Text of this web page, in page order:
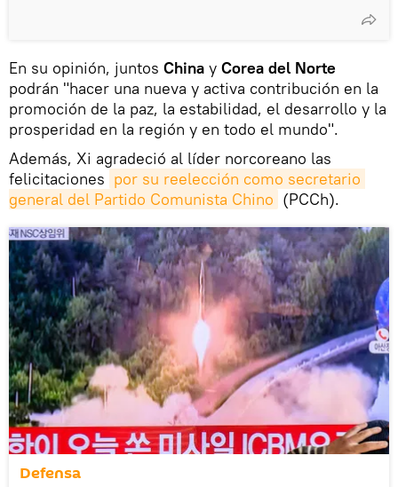
En su opinión, juntos China y Corea del Norte
podrán "hacer una nueva y activa contribución en la
promoción de la paz, la estabilidad, el desarrollo y la
prosperidad en la región y en todo el mundo".
Además, Xi agradeció al líder norcoreano las
felicitaciones por su reelección como secretario
general del Partido Comunista Chino (PCCh).
Defensa